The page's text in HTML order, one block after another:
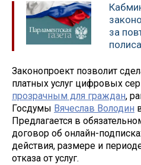
за
Законопроект позволит
платных услуг цифровых
прозрачным для граждан,
Госдумы Вячеслав Володин
Предлагается в
договор об онлайн-
действия, размере и
отказа от услуг.